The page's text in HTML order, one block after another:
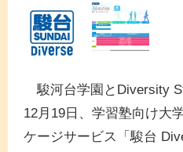
駿河台学園とDiversity
12月19日、学習塾向け大
ケージサービス「駿台